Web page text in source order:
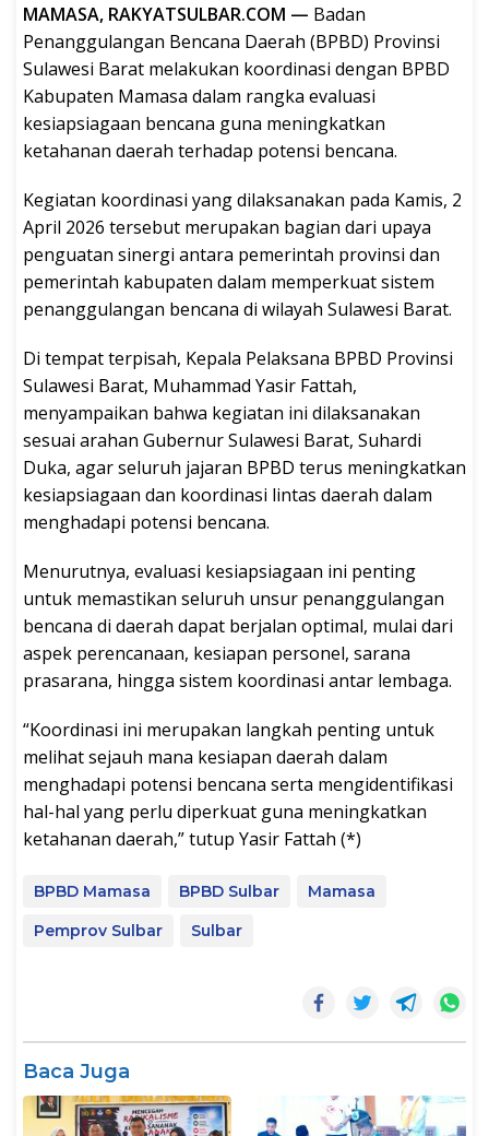
MAMASA, RAKYATSULBAR.COM — Badan
Penanggulangan Bencana Daerah (BPBD) Provinsi
Sulawesi Barat melakukan koordinasi dengan BPBD
Kabupaten Mamasa dalam rangka evaluasi
kesiapsiagaan bencana guna meningkatkan
ketahanan daerah terhadap potensi bencana.
Kegiatan koordinasi yang dilaksanakan pada Kamis, 2
April 2026 tersebut merupakan bagian dari upaya
penguatan sinergi antara pemerintah provinsi dan
pemerintah kabupaten dalam memperkuat sistem
penanggulangan bencana di wilayah Sulawesi Barat.
Di tempat terpisah, Kepala Pelaksana BPBD Provinsi
Sulawesi Barat, Muhammad Yasir Fattah,
menyampaikan bahwa kegiatan ini dilaksanakan
sesuai arahan Gubernur Sulawesi Barat, Suhardi
Duka, agar seluruh jajaran BPBD terus meningkatkan
kesiapsiagaan dan koordinasi lintas daerah dalam
menghadapi potensi bencana.
Menurutnya, evaluasi kesiapsiagaan ini penting
untuk memastikan seluruh unsur penanggulangan
bencana di daerah dapat berjalan optimal, mulai dari
aspek perencanaan, kesiapan personel, sarana
prasarana, hingga sistem koordinasi antar lembaga.
“Koordinasi ini merupakan langkah penting untuk
melihat sejauh mana kesiapan daerah dalam
menghadapi potensi bencana serta mengidentifikasi
hal-hal yang perlu diperkuat guna meningkatkan
ketahanan daerah,” tutup Yasir Fattah (*)
BPBD Mamasa BPBD Sulbar
Mamasa
Pemprov Sulbar
Sulbar
Baca Juga